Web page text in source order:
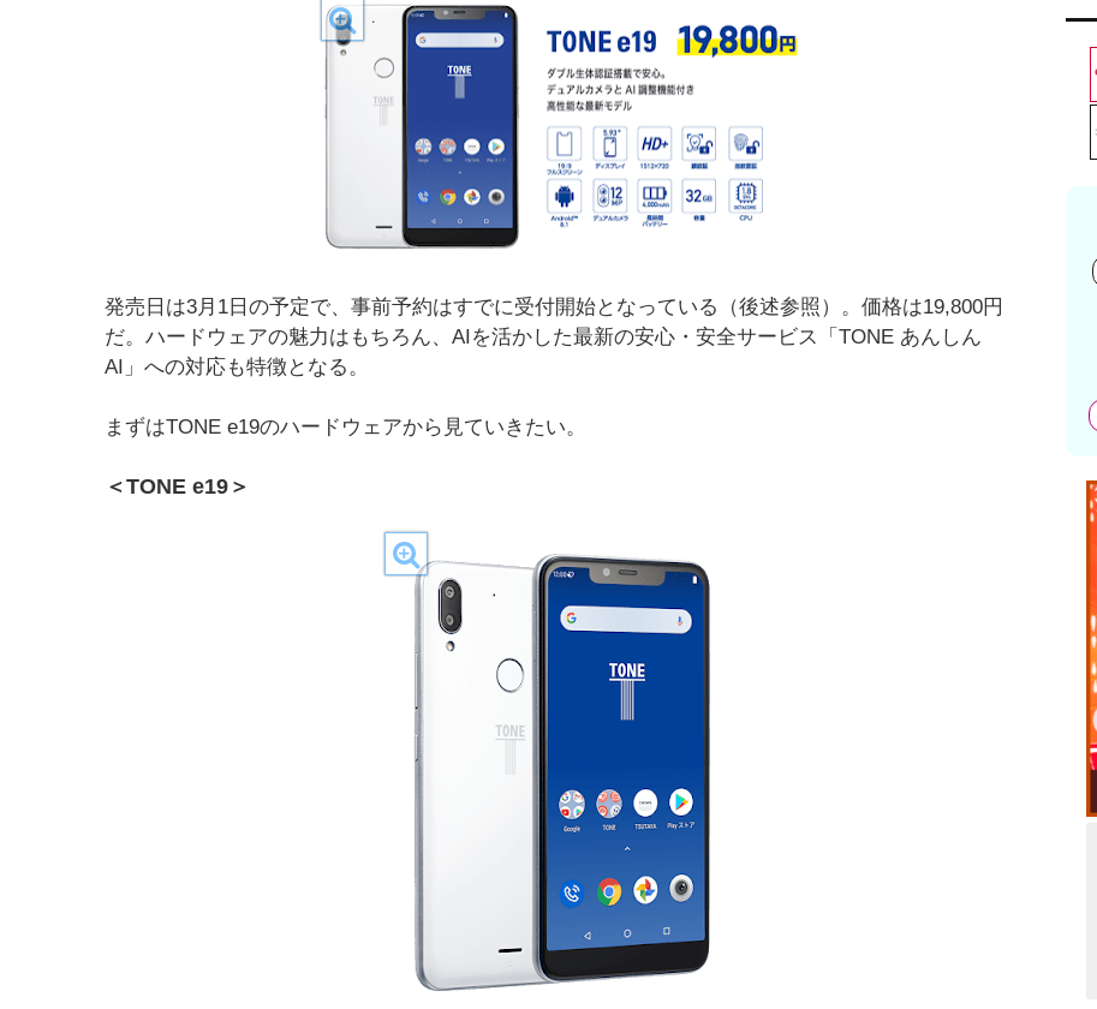
発売日は3月1日の予定で、事前予約はすでに受付開始となっている（後述参照）。価格は19,800円
だ。ハードウェアの魅力はもちろん、AIを活かした最新の安心・安全サービス「TONE あんしん
AI」への対応も特徴となる。
まずはTONE e19のハードウェアから見ていきたい。
＜TONE e19＞